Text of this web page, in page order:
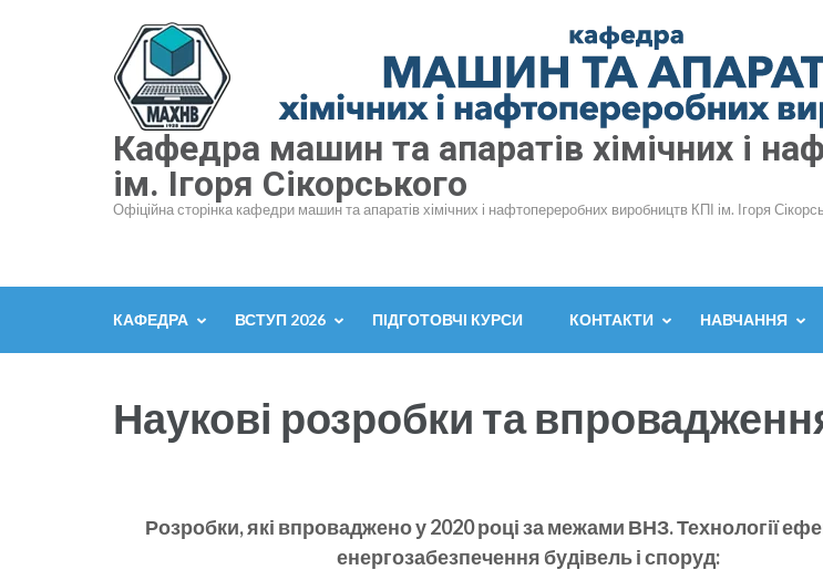
Кафедра машин та апаратів хімічних і
ім. Ігоря Сікорського
Офіційна сторінка кафедри машин та апаратів хімічних і нафтопереробних виробництв КПІ ім. Ігоря
КАФЕДРА ВСТУП 2026 ПІДГОТОВЧІ КУРСИ КОНТАКТИ НАВЧАННЯ
Наукові розробки та
Розробки, які впроваджено у 2020 році за межами ВНЗ. Технології
енергозабезпечення будівель і споруд: